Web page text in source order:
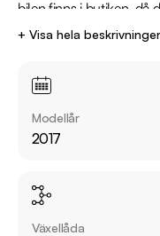
bilen finns i butiken, då
anläggning eller
Utrustning inkluderar:
+ Visa hela
Modellår
2017
Växellåda